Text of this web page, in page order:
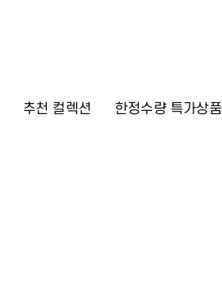
추천 컬렉션 한정수량 특가상품